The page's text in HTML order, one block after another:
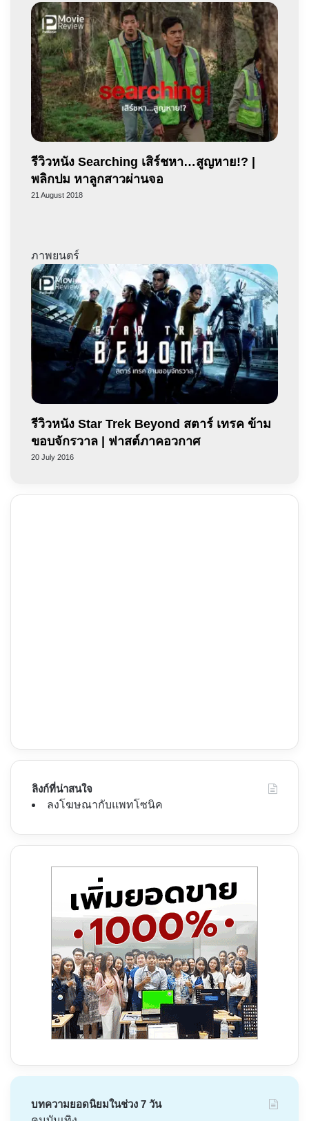
รีวิวหนัง Searching เสิร์ชหา…สูญหาย!? |
พลิกปม หาลูกสาวผ่านจอ
21 August 2018
ภาพยนตร์
รีวิวหนัง Star Trek Beyond สตาร์ เทรค ข้าม
ขอบจักรวาล | ฟาสต์ภาคอวกาศ
20 July 2016
ลิงก์ที่น่าสนใจ
ลงโฆษณากับแพทโซนิค
บทความยอดนิยมในช่วง 7 วัน